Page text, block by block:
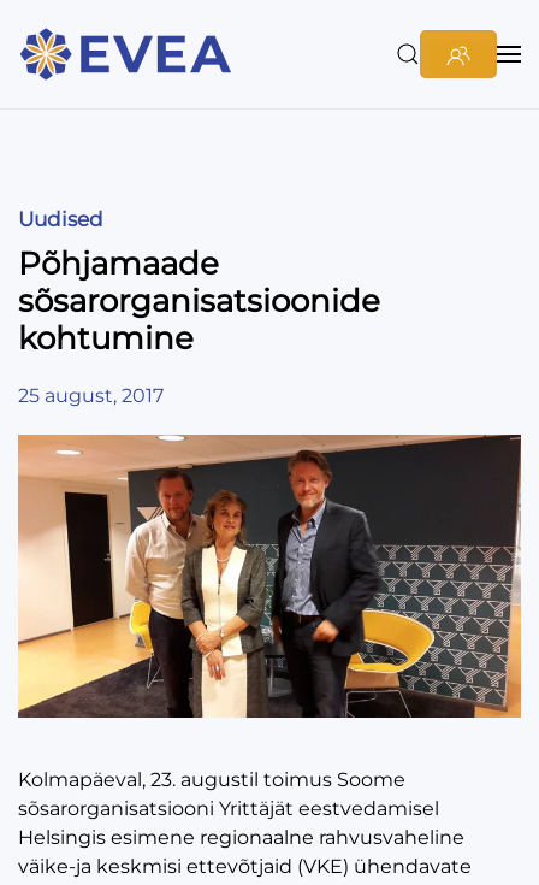
Uudised
Põhjamaade
sõsarorganisatsioonide
kohtumine
25 august, 2017
Kolmapäeval, 23. augustil toimus Soome
sõsarorganisatsiooni Yrittäjät eestvedamisel
Helsingis esimene regionaalne rahvusvaheline
väike-ja keskmisi ettevõtjaid (VKE) ühendavate